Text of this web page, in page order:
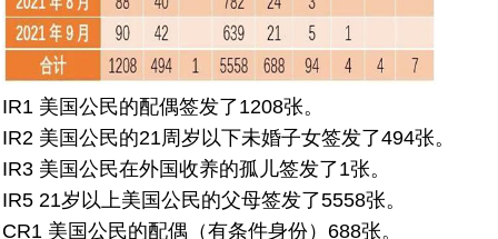
IR1 美国公民的配偶签发了1208张。
IR2 美国公民的21周岁以下未婚子女签发了494张。
IR3 美国公民在外国收养的孤儿签发了1张。
IR5 21岁以上美国公民的父母签发了5558张。
CR1 美国公民的配偶（有条件身份）688张。